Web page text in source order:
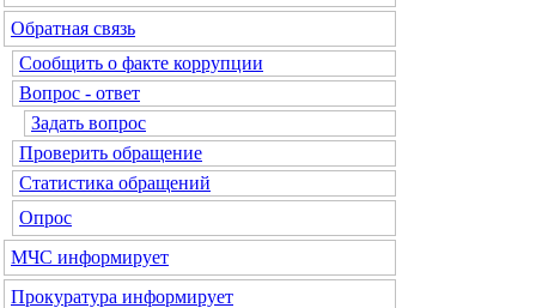
Обратная связь
Сообщить о факте коррупции
Вопрос - ответ
Задать вопрос
Проверить обращение
Статистика обращений
Опрос
МЧС информирует
Прокуратура информирует